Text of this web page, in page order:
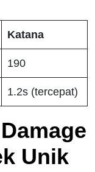
Katana
190
1.2s (tercepat)
Unik